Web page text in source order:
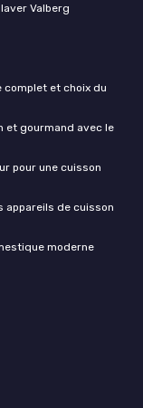
Valberg
et choix du
et gourmand avec le
pour une cuisson
appareils de cuisson
moderne